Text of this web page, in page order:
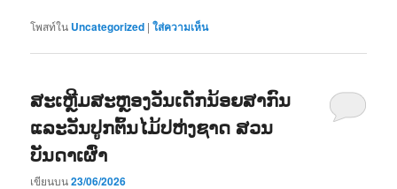
โพสท์ใน Uncategorized |ใส่ความเห็น
ສະເຫຼີມສະຫຼອງວັນເດັກນ້ອຍສາກົນ
ແລະວັນປູກຕົ້ນໄມ້ປຫ່ງຊາດ ສວນ
ບັນດາເຜົ່າ
เขียนบน23/06/2026